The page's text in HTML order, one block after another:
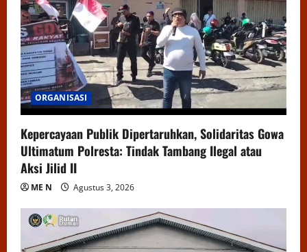
ORGANISASI
Kepercayaan Publik Dipertaruhkan, Solidaritas Gowa
Ultimatum Polresta: Tindak Tambang Ilegal atau
Aksi Jilid II
ME N Agustus 3, 2026